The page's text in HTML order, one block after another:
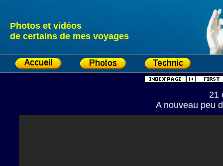
Photos et vidéos
de certains de mes voyages